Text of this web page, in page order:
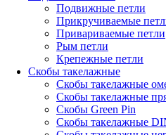
Подвижные петли
Прикручиваемые
Привариваемые петли
Рым петли
Крепежные петли
Скобы такелажные
Скобы такелажные
Скобы такелажные
Скобы Green Pin
Скобы такелажные